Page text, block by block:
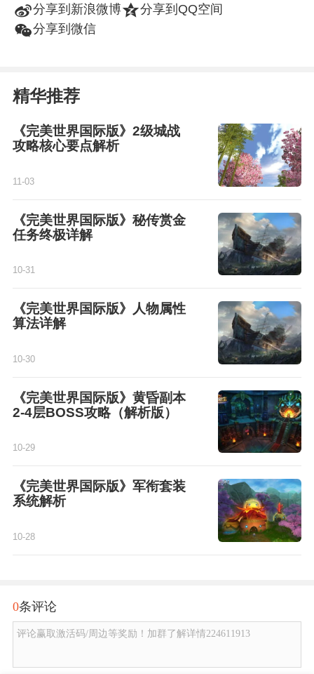
t分享到新浪微博z分享到QQ空间
w分享到微信
精华推荐
《完美世界国际版》2级城战
攻略核心要点解析
11-03
《完美世界国际版》秘传赏金
任务终极详解
10-31
《完美世界国际版》人物属性
算法详解
10-30
《完美世界国际版》黄昏副本
2-4层BOSS攻略（解析版）
10-29
《完美世界国际版》军衔套装
系统解析
10-28
0条评论
评论赢取激活码/周边等奖励！加群了解详情224611913